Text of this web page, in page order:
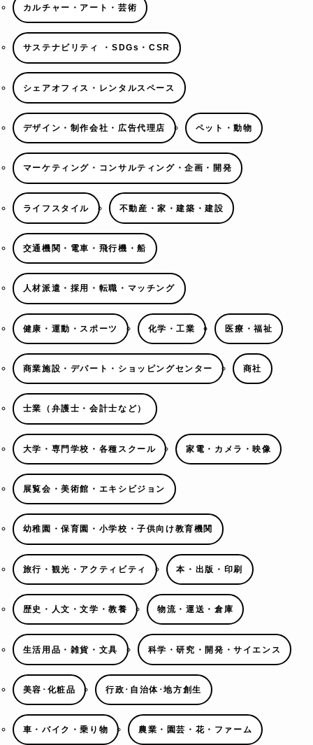
カルチャー・アート・芸術
サステナビリティ ・SDGs・CSR
シェアオフィス・レンタルスペース
デザイン・制作会社・広告代理店 ペット・動物
マーケティング・コンサルティング・企画・開発
ライフスタイル 不動産・家・建築・建設
交通機関・電車・飛行機・船
人材派遣・採用・転職・マッチング
健康・運動・スポーツ 化学・工業 医療・福祉
商業施設・デパート・ショッピングセンター 商社
士業（弁護士・会計士など）
大学・専門学校・各種スクール 家電・カメラ・映像
展覧会・美術館・エキシビジョン
幼稚園・保育園・小学校・子供向け教育機関
旅行・観光・アクティビティ 本・出版・印刷
歴史・人文・文学・教養 物流・運送・倉庫
生活用品・雑貨・文具 科学・研究・開発・サイエンス
美容･化粧品 行政･自治体･地方創生
車・バイク・乗り物 農業・園芸・花・ファーム